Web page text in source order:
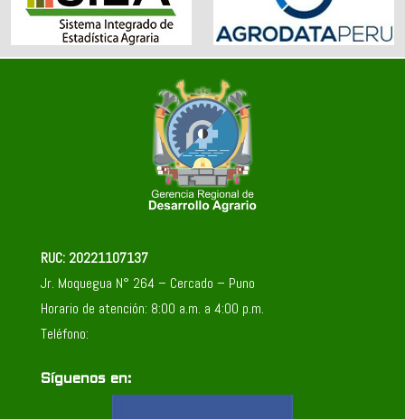
RUC: 20221107137
Jr. Moquegua N° 264 – Cercado – Puno
Horario de atención: 8:00 a.m. a 4:00 p.m.
Teléfono:
Síguenos en: